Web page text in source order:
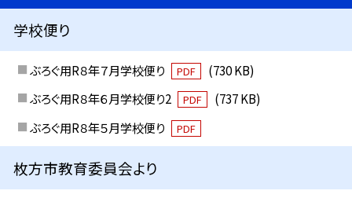
学校便り
ぶろぐ用R８年７月学校便り PDF
(730 KB)
ぶろぐ用R８年６月学校便り2
PDF
(737 KB)
ぶろぐ用R８年５月学校便り
PDF
枚方市教育委員会より